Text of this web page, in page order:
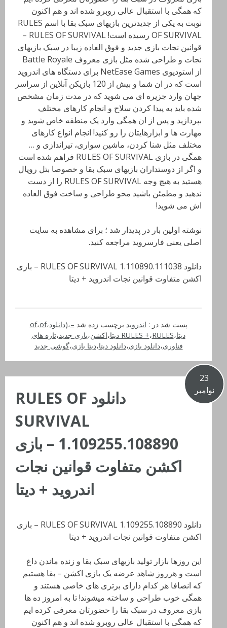
که همگی با استقبال عالی روبرو شده اند و هم اکنون
نوبت به یکی از جدیدترین بازیهای سبک بقا با اسم RULES
OF SURVIVAL رسیده است! RULES OF SURVIVAL –
قوانین نجات بازی جدید و فوق العاده زیبا در سبک بازیهای
نجات و طراحی شده مثل بازی معروف Battle Royale
از استودیوی NetEase Games برای دستگاه های اندروید
است که در ان شما و بیش از 120 بازیکن آنلاین از سراسر
جهان وارد جزیره ای می شوید که در مدت زمان مشخص
شده باید به پیدا کردن سلاح و انجام کارهای مختلف
بپردازید و پس از ان همگی وارد یک منطقه خاص شوید و
مهارت ها و ابزارهایتان را رو کنید! انجام انواع کارهای
مختلف مثل شنا کردن، ماشین سواری، تیراندازی و …
همگی در بازی RULES OF SURVIVAL فراهم شده است
و اگر از دوستداران بازیهای سبک بقا و خصوصا بتل رویال
هستید به هیچ وجه RULES OF SURVIVAL را از دست
ندهید و مطمئن باشید محو طراحی و ساخت فوق العاده
اش می شوید!
نوشته اولین بار در پدیدار شد ؛ برای مشاهده به سایت
اصلی یعنی فارسروید مراجعه کنید.
دانلود RULES OF SURVIVAL 1.110890.111038 – بازی
اکشن متفاوت قوانین نجات اندروید + دیتا
پست شد در : اندروید برچسب زده شد –،(دانلود، of،of
دیتا، RULES +،RULES دیتا ،اکشن،بازی جدید،تازه های
فناوری،دانلود بازی،دانلود دیتا،دیتا بازی،گوشی جدید
23
نوامبر
دانلود RULES OF
SURVIVAL
1.109255.108890 – بازی
اکشن متفاوت قوانین نجات
اندروید + دیتا
دانلود RULES OF SURVIVAL 1.109255.108890 – بازی
اکشن متفاوت قوانین نجات اندروید + دیتا
این روزها بازار تولید بازیهای سبک بقا و زنده ماندن داغ
است و هرروز شاهد عرضه یک بازی اکشن – بقا هستیم
که انصافا هر کدام دارای برتری های خاصی هستند و
همگی خوب طراحی و ساخته میشوند! تا به امروز ده ها
بازی معروف در سبک بقا را حضورتان معرفی کرده ایم
که همگی با استقبال عالی روبرو شده اند و هم اکنون